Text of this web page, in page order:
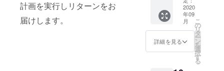
計画を実行しリターンをお
届けします。
LOGO
マーク ◉
心を込
めたお
礼状
金決済
法に基
づき 有
効期
限：
2020年
2020
年09
月
詳細を見る
こ
の
リ
タ
ー
ン
を
選
択
す
る